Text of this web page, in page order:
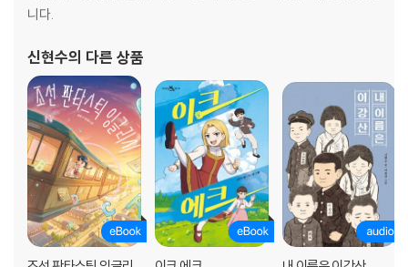
니다.
신현수의 다른 상품